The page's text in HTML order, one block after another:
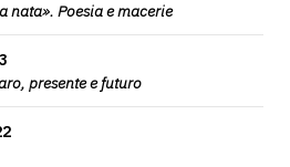
nata». Poesia e macerie
presente e futuro